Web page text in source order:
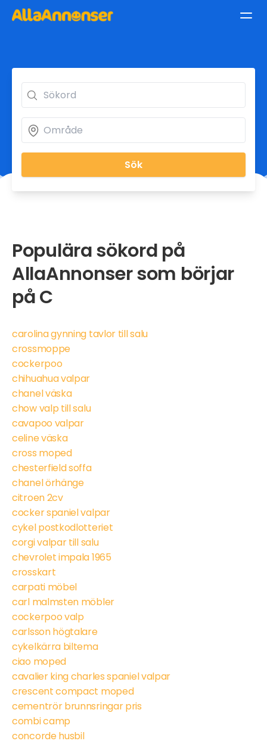
Sök
Populära sökord på
AllaAnnonser som börjar
på C
carolina gynning tavlor till salu
crossmoppe
cockerpoo
chihuahua valpar
chanel väska
chow valp till salu
cavapoo valpar
celine väska
cross moped
chesterfield soffa
chanel örhänge
citroen 2cv
cocker spaniel valpar
cykel postkodlotteriet
corgi valpar till salu
chevrolet impala 1965
crosskart
carpati möbel
carl malmsten möbler
cockerpoo valp
carlsson högtalare
cykelkärra biltema
ciao moped
cavalier king charles spaniel valpar
crescent compact moped
cementrör brunnsringar pris
combi camp
concorde husbil